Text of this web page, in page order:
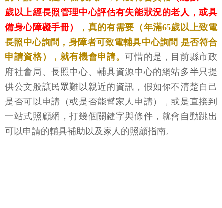
歲以上經長照管理中心評估有失能狀況的老人，或具
備身心障礙手冊）
，真的有需要（年滿65歲以上致電
長照中心詢問，身障者可致電輔具中心詢問 是否符合
申請資格），就有機會申請。可惜的是，目前縣市政
府社會局、長照中心、輔具資源中心的網站多半只提
供公文般讓民眾難以親近的資訊，假如你不清楚自己
是否可以申請（或是否能幫家人申請），或是直接到
一站式照顧網，打幾個關鍵字與條件，就會自動跳出
可以申請的輔具補助以及家人的照顧指南。